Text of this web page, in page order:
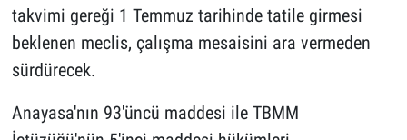
takvimi gereği 1 Temmuz tarihinde tatile girmesi
beklenen meclis, çalışma mesaisini ara vermeden
sürdürecek.
Anayasa'nın 93'üncü maddesi ile TBMM